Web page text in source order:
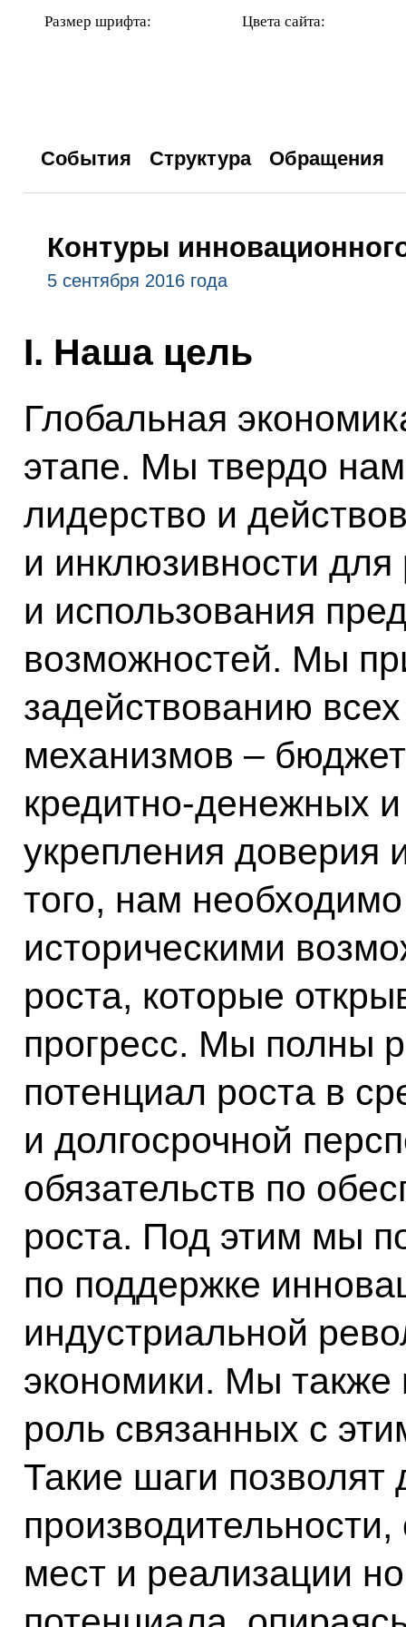
Размер шрифта: Цвета сайта:
События Структура Обращения
Контуры
5 сентября 2016 года
I. Наша цель
Глобальная
этапе. Мы твердо
лидерство и
и инклюзивности
и использования
возможностей. Мы
задействованию
механизмов –
кредитно-денежных
укрепления доверия
того, нам
историческими
роста, которые
прогресс. Мы полны
потенциал роста в
и долгосрочной
обязательств по
роста. Под этим мы
по поддержке
индустриальной
экономики. Мы
роль связанных с
Такие шаги
мест и реализации